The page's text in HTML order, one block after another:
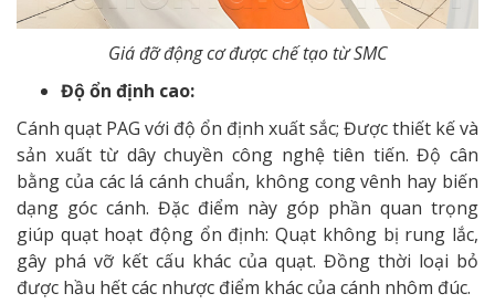
Giá đỡ động cơ được chế tạo từ SMC
Độ ổn định cao:
Cánh quạt PAG với độ ổn định xuất sắc; Được thiết kế và
sản xuất từ dây chuyền công nghệ tiên tiến. Độ cân
bằng của các lá cánh chuẩn, không cong vênh hay biến
dạng góc cánh. Đặc điểm này góp phần quan trọng
giúp quạt hoạt động ổn định: Quạt không bị rung lắc,
gây phá vỡ kết cấu khác của quạt. Đồng thời loại bỏ
được hầu hết các nhược điểm khác của cánh nhôm đúc.